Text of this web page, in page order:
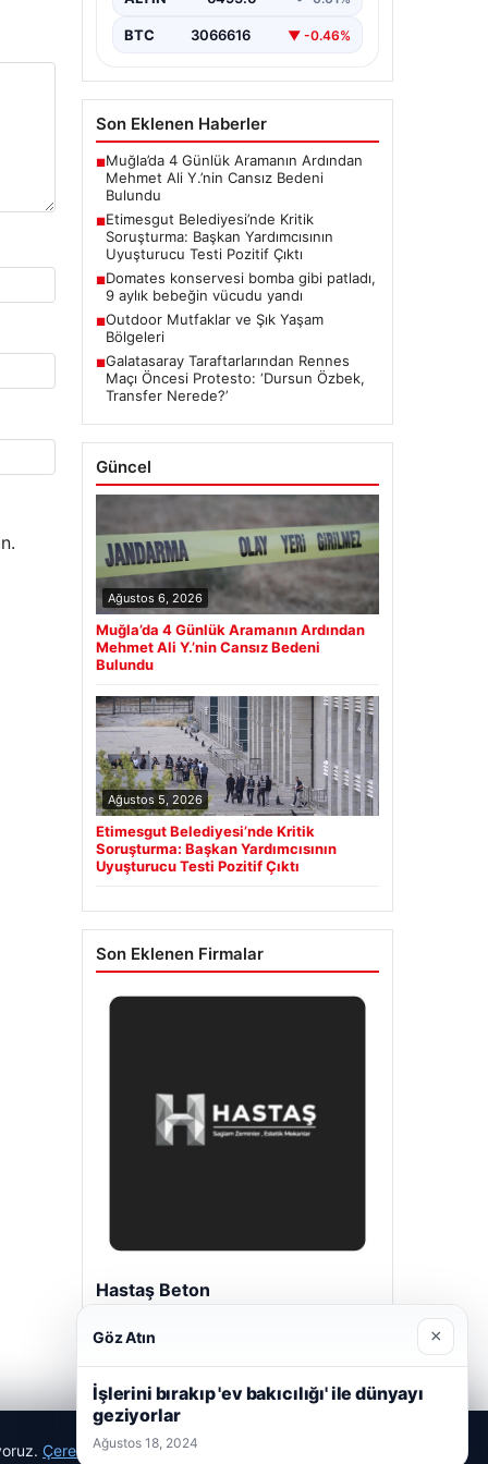
Ankara’da Etimesgut Belediyesi’ne
soruşturmanın detayları gün
BTC 3066616 ▼ -0.46%
Son Eklenen Haberler
■Muğla’da 4 Günlük Aramanın Ardından
Mehmet Ali Y.’nin Cansız Bedeni
Bulundu
■Etimesgut Belediyesi’nde Kritik
Soruşturma: Başkan Yardımcısının
Uyuşturucu Testi Pozitif Çıktı
■Domates konservesi bomba gibi patladı,
9 aylık bebeğin vücudu yandı
■Outdoor Mutfaklar ve Şık Yaşam
Bölgeleri
■Galatasaray Taraftarlarından Rennes
Maçı Öncesi Protesto: ‘Dursun Özbek,
Transfer Nerede?’
Güncel
Ağustos 6, 2026
Muğla’da 4 Günlük Aramanın Ardından
Mehmet Ali Y.’nin Cansız Bedeni
Bulundu
Ağustos 5, 2026
Etimesgut Belediyesi’nde Kritik
Soruşturma: Başkan Yardımcısının
Uyuşturucu Testi Pozitif Çıktı
Son Eklenen Firmalar
Hastaş Beton
Çerez Politikamız
Göz Atın ×
İşlerini bırakıp 'ev bakıcılığı' ile dünyayı
geziyorlar
Ağustos 18, 2024